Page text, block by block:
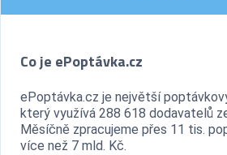
Co je ePoptávka.cz
ePoptávka.cz je největší
který využívá 288 618 dodavatelů
Měsíčně zpracujeme přes 11 tis.
více než 7 mld. Kč.